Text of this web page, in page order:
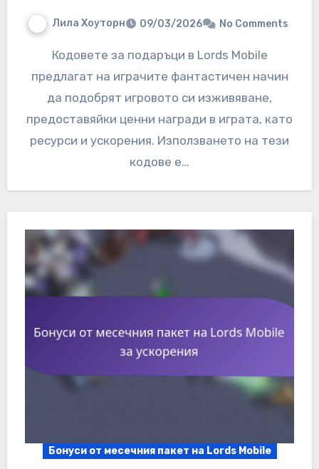
Лила Хоуторн 09/03/2026 No Comments
Кодовете за подаръци в Lords Mobile
предлагат на играчите фантастичен начин
да подобрят игровото си изживяване,
предоставяйки ценни награди в играта, като
ресурси и ускорения. Използването на тези
кодове е…
Бонуси от месечния пакет на Lords Mobile